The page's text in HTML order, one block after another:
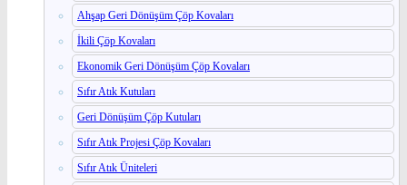
Ahşap Geri Dönüşüm Çöp Kovaları
İkili Çöp Kovaları
Ekonomik Geri Dönüşüm Çöp Kovaları
Sıfır Atık Kutuları
Geri Dönüşüm Çöp Kutuları
Sıfır Atık Projesi Çöp Kovaları
Sıfır Atık Üniteleri